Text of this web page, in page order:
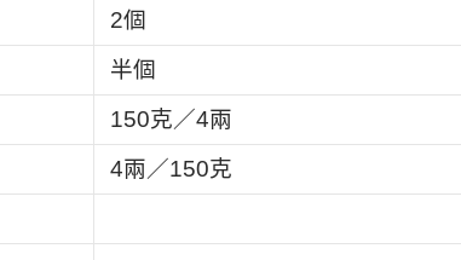
2個
半個
150克／4兩
4兩／150克